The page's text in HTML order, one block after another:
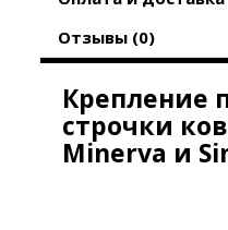
Отзывы (0)
Крепление
строчки
Minerva и